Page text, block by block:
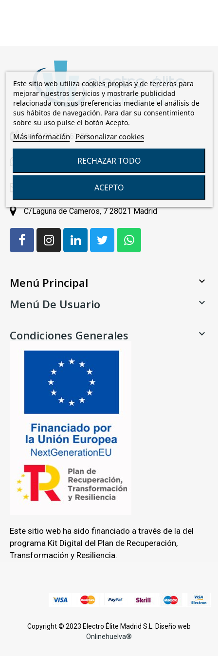
(+34) 91 128 67 00
+34 659 085 824
comercial@electroelite.es
C/Laguna de Cameros, 7 28021 Madrid
Menú Principal 
Menú De Usuario 
Condiciones Generales 
Este sitio web ha sido financiado a través de la del
programa Kit Digital del Plan de Recuperación,
Transformación y Resiliencia.
Copyright © 2023 Electro Élite Madrid S.L. Diseño web
Onlinehuelva®
Este sitio web utiliza cookies propias y de terceros para
mejorar nuestros servicios y mostrarle publicidad
relacionada con sus preferencias mediante el análisis de
sus hábitos de navegación. Para dar su consentimiento
sobre su uso pulse el botón Acepto.
Más información Personalizar cookies
RECHAZAR TODO
ACEPTO